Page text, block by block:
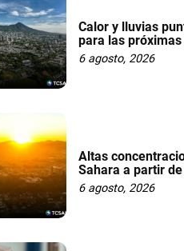
Calor y lluvias
para las
6 agosto, 2026
Altas
Sahara a partir
6 agosto, 2026